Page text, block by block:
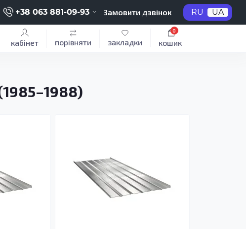
+38 063 881-09-93 Замовити дзвінок RU UA
кабінет порівняти закладки кошик
0